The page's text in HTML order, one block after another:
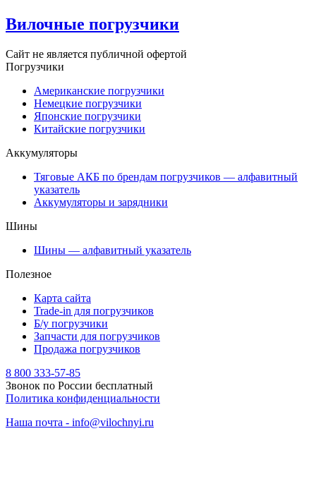
Вилочные погрузчики
Сайт не является публичной офертой
Погрузчики
Американские погрузчики
Немецкие погрузчики
Японские погрузчики
Китайские погрузчики
Аккумуляторы
Тяговые АКБ по брендам погрузчиков — алфавитный
указатель
Аккумуляторы и зарядники
Шины
Шины — алфавитный указатель
Полезное
Карта сайта
Trade-in для погрузчиков
Б/у погрузчики
Запчасти для погрузчиков
Продажа погрузчиков
8 800 333-57-85
Звонок по России бесплатный
Политика конфиденциальности
Наша почта - info@vilochnyi.ru